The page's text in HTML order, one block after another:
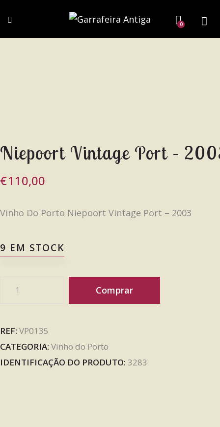
0
Niepoort Vintage Port –
€110,00
Vinho Do Porto Niepoort Vintage Port – 2003
9 EM STOCK
Comprar
REF: VP0135
CATEGORIA: Vinho do Porto
IDENTIFICAÇÃO DO PRODUTO: 3283